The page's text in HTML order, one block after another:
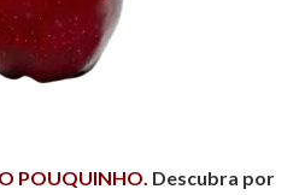
POUQUINHO. Descubra por